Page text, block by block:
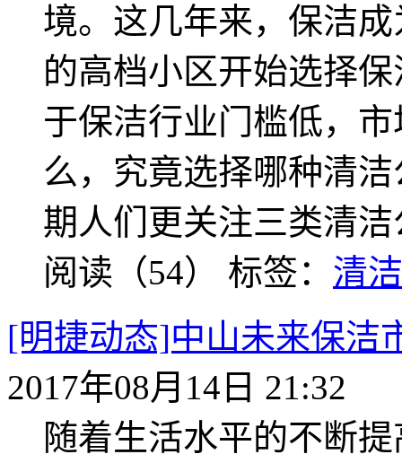
境。这几年来，保洁
的高档小区开始选择
于保洁行业门槛低，
么，究竟选择哪种清
期人们更关注三类清
阅读（54） 标签： 清
[明捷动态]中山未来保洁
2017年08月14日 21:32
随着生活水平的不断